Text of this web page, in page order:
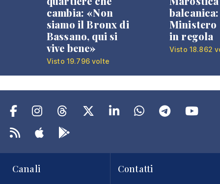
cambia: «Non
siamo il Bronx di
Bassano, qui si
vive bene»
Visto 19.796 volte
Ministero
in regola
Visto 18.862
Canali Contatti